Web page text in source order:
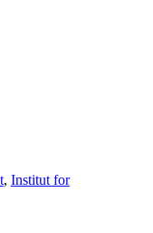
, Institut for